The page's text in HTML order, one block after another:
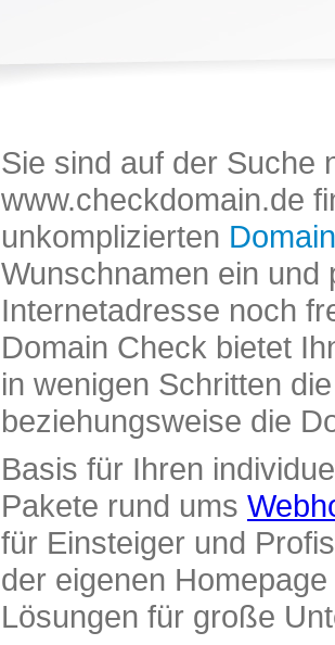
Sie sind auf der Suche
www.checkdomain.de
unkomplizierten
Wunschnamen ein und
Internetadresse noch
Domain Check bietet
in wenigen Schritten
beziehungsweise die
Basis für Ihren
Pakete rund ums
für Einsteiger und
der eigenen
Lösungen für große